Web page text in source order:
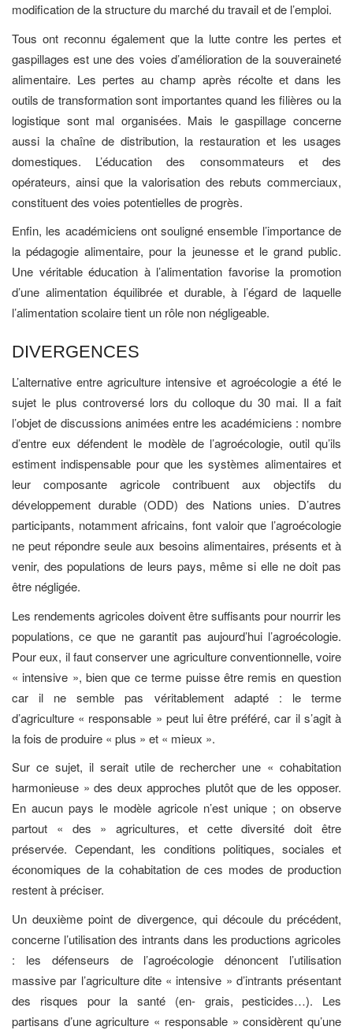
modification de la structure du marché du travail et de l’emploi.
Tous ont reconnu également que la lutte contre les pertes et
gaspillages est une des voies d’amélioration de la souveraineté
alimentaire. Les pertes au champ après récolte et dans les
outils de transformation sont importantes quand les filières ou la
logistique sont mal organisées. Mais le gaspillage concerne
aussi la chaîne de distribution, la restauration et les usages
domestiques. L’éducation des consommateurs et des
opérateurs, ainsi que la valorisation des rebuts commerciaux,
constituent des voies potentielles de progrès.
Enfin, les académiciens ont souligné ensemble l’importance de
la pédagogie alimentaire, pour la jeunesse et le grand public.
Une véritable éducation à l’alimentation favorise la promotion
d’une alimentation équilibrée et durable, à l’égard de laquelle
l’alimentation scolaire tient un rôle non négligeable.
DIVERGENCES
L’alternative entre agriculture intensive et agroécologie a été le
sujet le plus controversé lors du colloque du 30 mai. Il a fait
l’objet de discussions animées entre les académiciens : nombre
d’entre eux défendent le modèle de l’agroécologie, outil qu’ils
estiment indispensable pour que les systèmes alimentaires et
leur composante agricole contribuent aux objectifs du
développement durable (ODD) des Nations unies. D’autres
participants, notamment africains, font valoir que l’agroécologie
ne peut répondre seule aux besoins alimentaires, présents et à
venir, des populations de leurs pays, même si elle ne doit pas
être négligée.
Les rendements agricoles doivent être suffisants pour nourrir les
populations, ce que ne garantit pas aujourd’hui l’agroécologie.
Pour eux, il faut conserver une agriculture conventionnelle, voire
« intensive », bien que ce terme puisse être remis en question
car il ne semble pas véritablement adapté : le terme
d’agriculture « responsable » peut lui être préféré, car il s’agit à
la fois de produire « plus » et « mieux ».
Sur ce sujet, il serait utile de rechercher une « cohabitation
harmonieuse » des deux approches plutôt que de les opposer.
En aucun pays le modèle agricole n’est unique ; on observe
partout « des » agricultures, et cette diversité doit être
préservée. Cependant, les conditions politiques, sociales et
économiques de la cohabitation de ces modes de production
restent à préciser.
Un deuxième point de divergence, qui découle du précédent,
concerne l’utilisation des intrants dans les productions agricoles
: les défenseurs de l’agroécologie dénoncent l’utilisation
massive par l’agriculture dite « intensive » d’intrants présentant
des risques pour la santé (en- grais, pesticides…). Les
partisans d’une agriculture « responsable » considèrent qu’une